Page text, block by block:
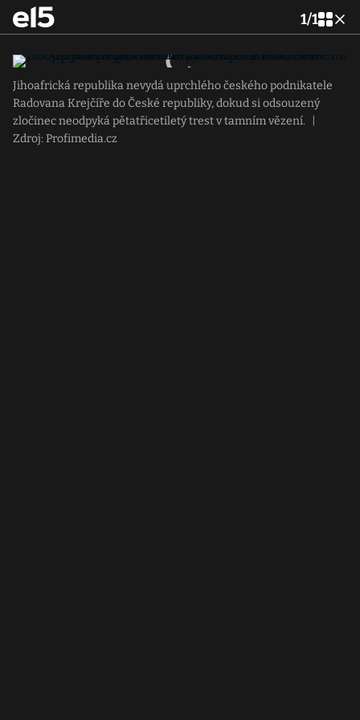
1/1
Jihoafrická republika nevydá uprchlého českého podnikatele
Radovana Krejčíře do České republiky, dokud si odsouzený
zločinec neodpyká pětatřicetiletý trest v tamním vězení.
Zdroj: Profimedia.cz